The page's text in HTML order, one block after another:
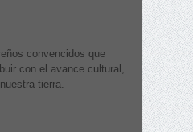
convencidos que
con el avance cultural,
tierra.